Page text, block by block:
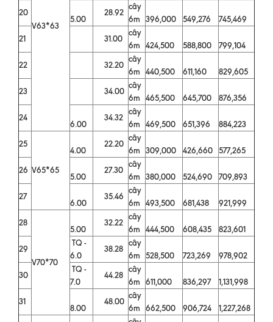
V63*63
20
5.00
28.92
cây
6m
396,000 549,276
745,469
21
31.00
cây
6m
424,500 588,800
799,104
22
32.20
cây
6m
440,500 611,160
829,605
23
34.00
cây
6m
465,500 645,700
876,356
24
6.00
34.32
cây
6m
469,500 651,396
884,223
25
V65*65
4.00
22.20
cây
6m
309,000 426,660
577,265
26
5.00
27.30
cây
6m
380,000 524,690
709,893
27
6.00
35.46
cây
6m
493,500 681,438
921,999
28
V70*70
5.00
32.22
cây
6m
444,500 608,435
823,601
29
TQ -
6.0
38.28
cây
6m
528,500 723,269
978,902
30
TQ -
7.0
44.28
cây
6m
611,000 836,297
1,131,998
31
8.00
48.00
cây
6m
662,500 906,724
1,227,268